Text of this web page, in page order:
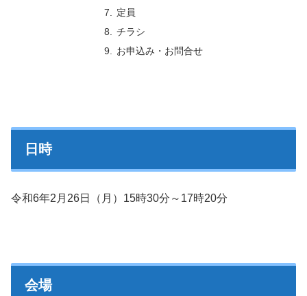
定員
チラシ
お申込み・お問合せ
日時
令和6年2月26日（月）15時30分～17時20分
会場